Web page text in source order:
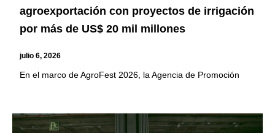
agroexportación con proyectos de irrigación
por más de US$ 20 mil millones
julio 6, 2026
En el marco de AgroFest 2026, la Agencia de Promoción